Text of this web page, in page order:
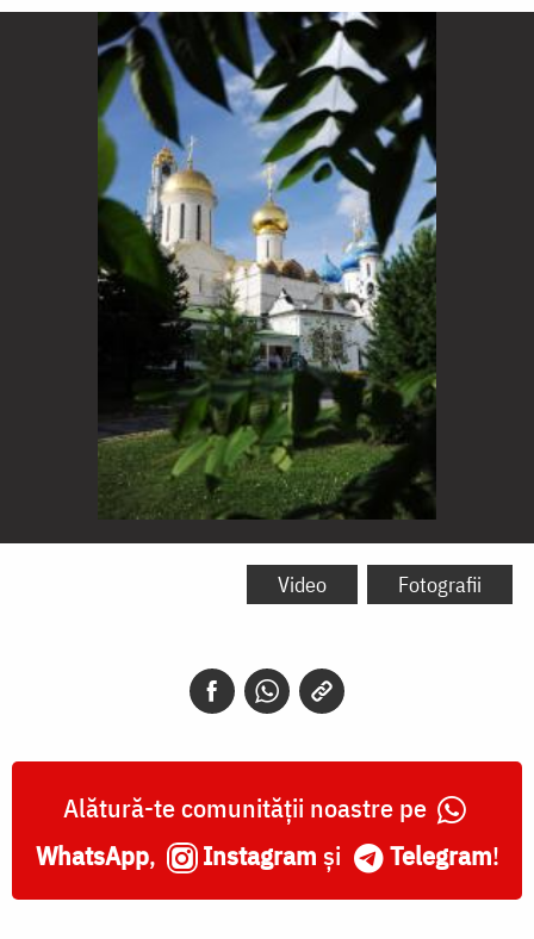
Lavra
Serghiev
Video Fotografii
Alătură-te comunității noastre pe
WhatsApp, Instagram și Telegram!